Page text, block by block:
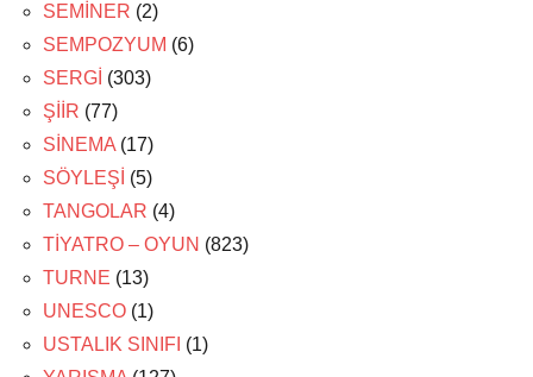
SEMİNER (2)
SEMPOZYUM (6)
SERGİ (303)
ŞİİR (77)
SİNEMA (17)
SÖYLEŞİ (5)
TANGOLAR (4)
TİYATRO – OYUN (823)
TURNE (13)
UNESCO (1)
USTALIK SINIFI (1)